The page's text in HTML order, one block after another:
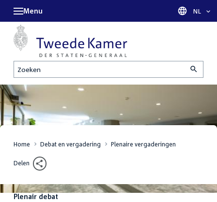
Zoeken
Menu Taal
NL
Home Debat en vergadering Plenaire vergaderingen
Delen
Plenair debat